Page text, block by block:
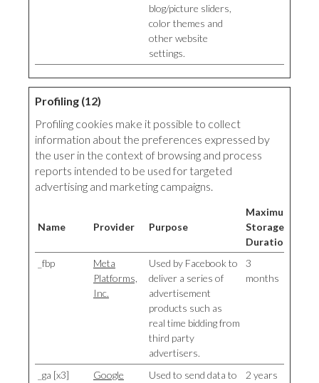
blog/picture sliders,
color themes and
other website
settings.
Profiling (12)
Profiling cookies make it possible to collect
information about the preferences expressed by
the user in the context of browsing and process
reports intended to be used for targeted
advertising and marketing campaigns.
Name Provider Purpose
Maximum
Storage
Duration
_fbp
Meta
Platforms,
Inc.
Used by Facebook to
deliver a series of
advertisement
products such as
real time bidding from
third party
advertisers.
3
months
_ga [x3] Google
Used to send data to
2 years